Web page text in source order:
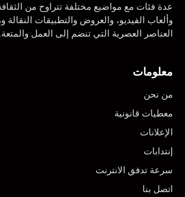
عدة فئات مع مواضيع مختلفة تتراوح من الثقافة
وألعاب الفيديو، والعروض والتطبيقات
العناصر العصرية التي تنضم إلى العمل والمتعة.
معلومات
من نحن
معطيات قانونية
الإعلانات
إنتدابات
سرعة تدفق الانترنت
اتصل بنا